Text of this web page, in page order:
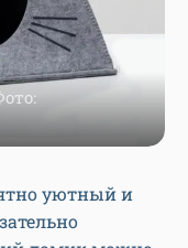
уютный и